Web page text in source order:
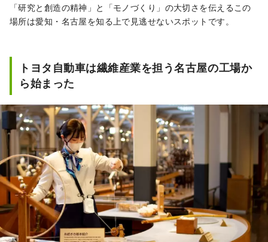
「研究と創造の精神」と「モノづくり」の大切さを伝えるこの
場所は愛知・名古屋を知る上で見逃せないスポットです。
トヨタ自動車は繊維産業を担う名古屋の工場か
ら始まった